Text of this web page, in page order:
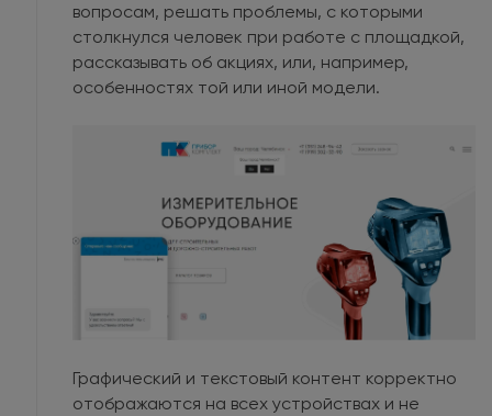
вопросам, решать проблемы, с которыми
столкнулся человек при работе с площадкой,
рассказывать об акциях, или, например,
особенностях той или иной модели.
Графический и текстовый контент корректно
отображаются на всех устройствах и не